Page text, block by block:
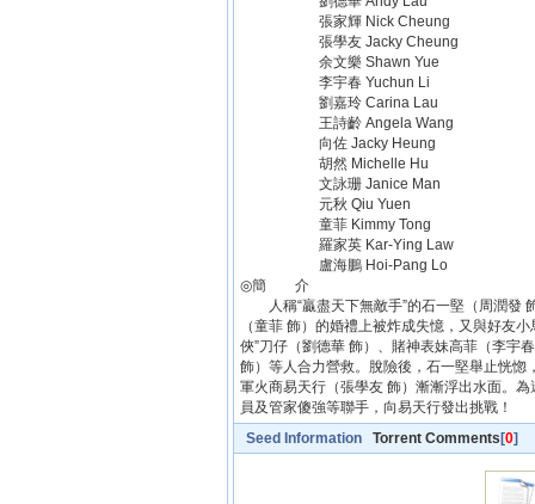
張家輝 Nick Cheung
張學友 Jacky Cheung
余文樂 Shawn Yue
李宇春 Yuchun Li
劉嘉玲 Carina Lau
王詩齡 Angela Wang
向佐 Jacky Heung
胡然 Michelle Hu
文詠珊 Janice Man
元秋 Qiu Yuen
童菲 Kimmy Tong
羅家英 Kar-Ying Law
盧海鵬 Hoi-Pang Lo
◎簡 介
人稱“贏盡天下無敵手”的石一堅（周潤發
（童菲 飾）的婚禮上被炸成失憶，又與好友
俠”刀仔（劉德華 飾）、賭神表妹高菲（李宇
飾）等人合力營救。脫險後，石一堅舉止恍
軍火商易天行（張學友 飾）漸漸浮出水面。
員及管家傻強等聯手，向易天行發出挑戰！
Seed Information Torrent Comments [0]